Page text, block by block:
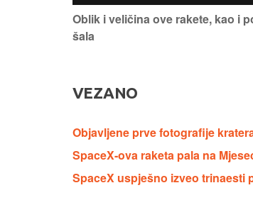
Oblik i veličina ove rakete, kao i
šala
VEZANO
Objavljene prve fotografije
SpaceX-ova raketa pala na
SpaceX uspješno izveo trinaesti